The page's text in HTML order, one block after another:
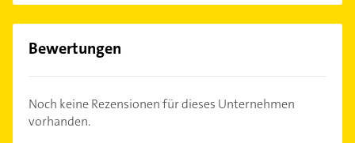
Bewertungen
Noch keine Rezensionen für dieses Unternehmen
vorhanden.